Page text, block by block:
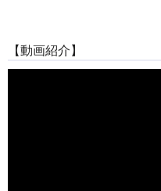
【動画紹介】